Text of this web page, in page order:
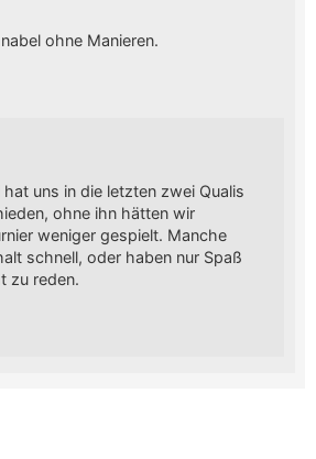
ohne Manieren.
uns in die letzten zwei Qualis
ohne ihn hätten wir
weniger gespielt. Manche
schnell, oder haben nur Spaß
zu reden.